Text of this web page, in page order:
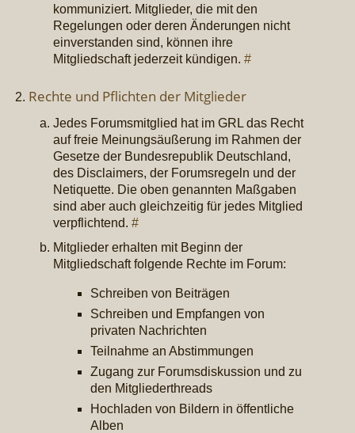
kommuniziert. Mitglieder, die mit den
Regelungen oder deren Änderungen nicht
einverstanden sind, können ihre
Mitgliedschaft jederzeit kündigen.#
Rechte und Pflichten der Mitglieder
Jedes Forumsmitglied hat im GRL das Recht
auf freie Meinungsäußerung im Rahmen der
Gesetze der Bundesrepublik Deutschland,
des Disclaimers, der Forumsregeln und der
Netiquette. Die oben genannten Maßgaben
sind aber auch gleichzeitig für jedes Mitglied
verpflichtend.#
Mitglieder erhalten mit Beginn der
Mitgliedschaft folgende Rechte im Forum:
Schreiben von Beiträgen
Schreiben und Empfangen von
privaten Nachrichten
Teilnahme an Abstimmungen
Zugang zur Forumsdiskussion und zu
den Mitgliederthreads
Hochladen von Bildern in öffentliche
Alben